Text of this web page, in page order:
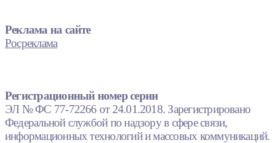
Реклама на сайте
Росреклама
Регистрационный номер серии
ЭЛ № ФС 77-72266 от 24.01.2018. Зарегистрировано
Федеральной службой по надзору в сфере связи,
информационных технологий и массовых коммуникаций.